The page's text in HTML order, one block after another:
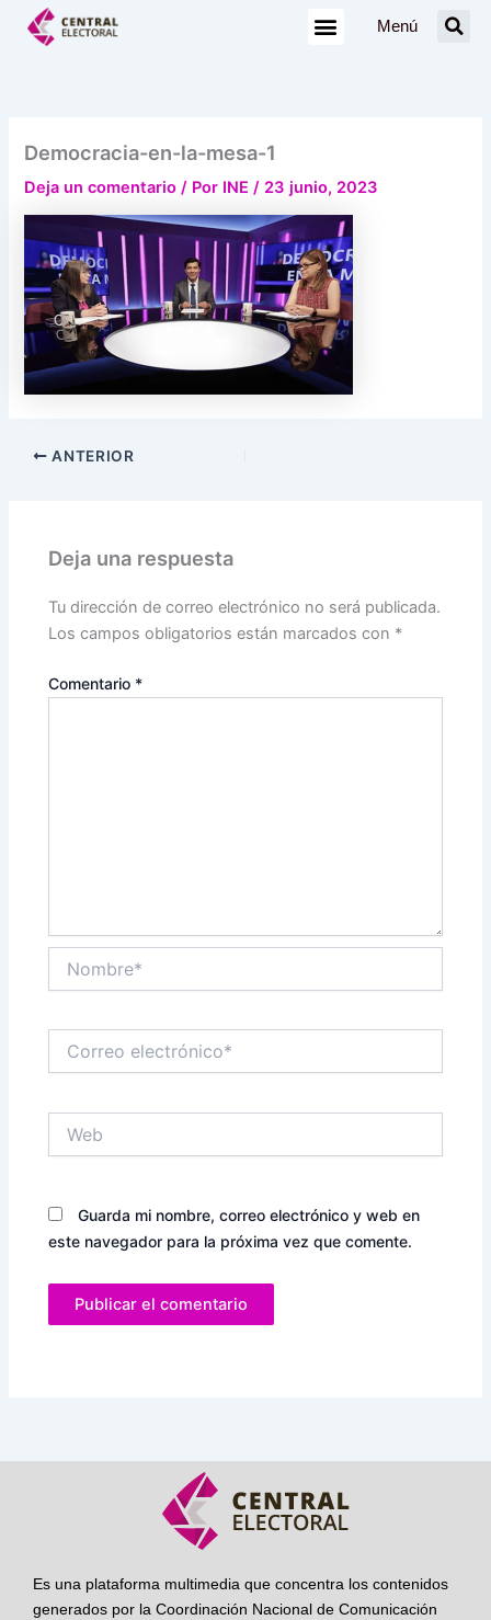
Menú
Democracia-en-la-mesa-1
Deja un comentario / Por INE/ 23 junio, 2023
ANTERIOR
Deja una respuesta
Tu dirección de correo electrónico no será publicada.
Los campos obligatorios están marcados con *
Comentario *
electrónico*
Guarda mi nombre, correo electrónico y web en
este navegador para la próxima vez que comente.
Es una plataforma multimedia que concentra los contenidos
generados por la Coordinación Nacional de Comunicación